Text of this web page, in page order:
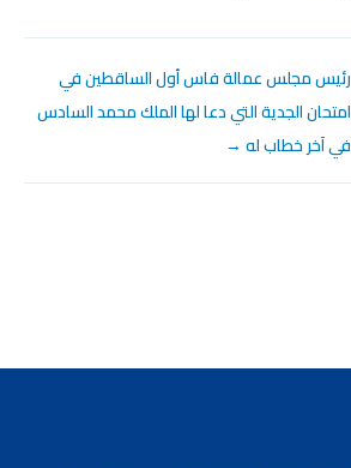
رئيس مجلس عمالة فاس أول الساقطين في
امتحان الجدية التي دعا لها الملك محمد السادس
في آخر خطاب له →